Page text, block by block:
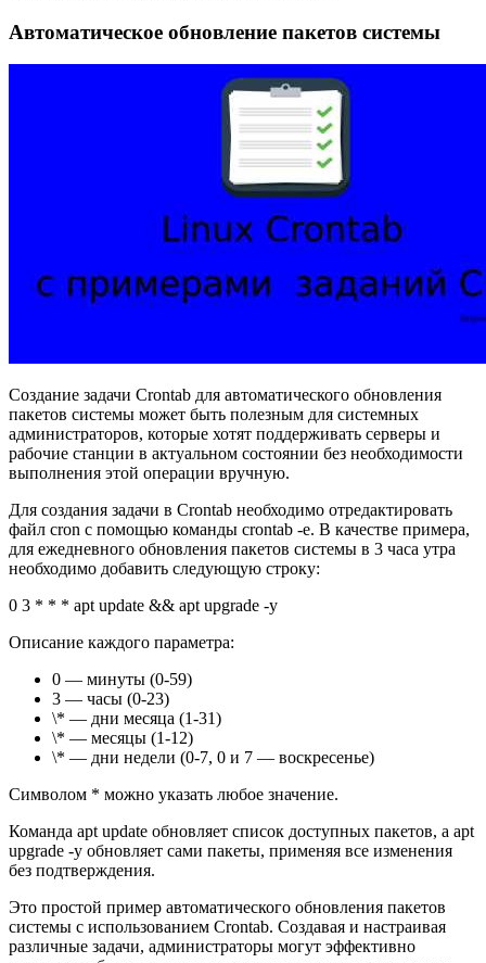
Автоматическое обновление пакетов системы
Создание задачи Crontab для автоматического обновления
пакетов системы может быть полезным для системных
администраторов, которые хотят поддерживать серверы и
рабочие станции в актуальном состоянии без необходимости
выполнения этой операции вручную.
Для создания задачи в Crontab необходимо отредактировать
файл cron с помощью команды crontab -e. В качестве примера,
для ежедневного обновления пакетов системы в 3 часа утра
необходимо добавить следующую строку:
0 3 * * * apt update && apt upgrade -y
Описание каждого параметра:
0 — минуты (0-59)
3 — часы (0-23)
\* — дни месяца (1-31)
\* — месяцы (1-12)
\* — дни недели (0-7, 0 и 7 — воскресенье)
Символом * можно указать любое значение.
Команда apt update обновляет список доступных пакетов, а apt
upgrade -y обновляет сами пакеты, применяя все изменения
без подтверждения.
Это простой пример автоматического обновления пакетов
системы с использованием Crontab. Создавая и настраивая
различные задачи, администраторы могут эффективно